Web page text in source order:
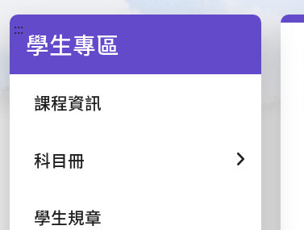
::: 學生專區
課程資訊
科目冊
學生規章